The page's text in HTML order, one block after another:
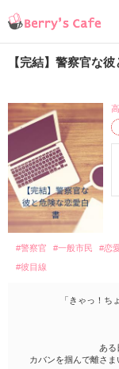
【完結】警察官な
#警察官 #一般市民 #恋
#彼目線
「きゃっ！ち
ある
カバンを掴んで離さま